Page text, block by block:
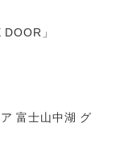
」
富士山中湖 グ